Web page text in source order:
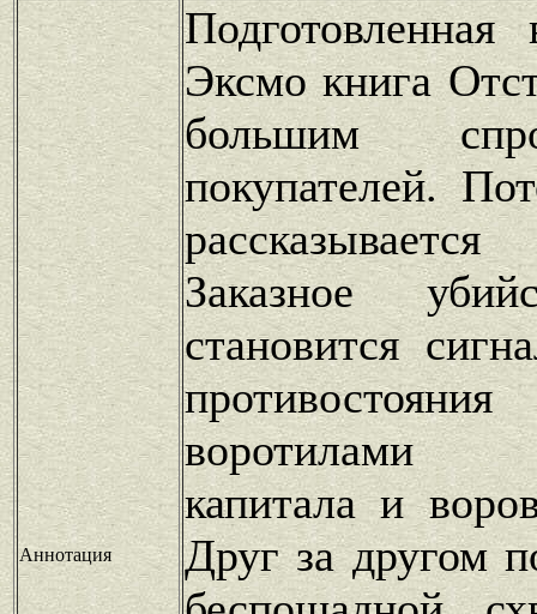
Аннотация
Подготовленная
Эксмо книга
большим
покупателей.
Заказное
становится
воротилами
капитала и
Друг за другом